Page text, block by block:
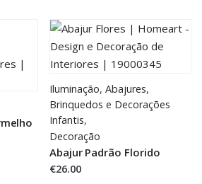
Iluminação, Abajures,
Brinquedos e Decorações
Infantis,
Decoração
Abajur Padrão Florido
€26.00